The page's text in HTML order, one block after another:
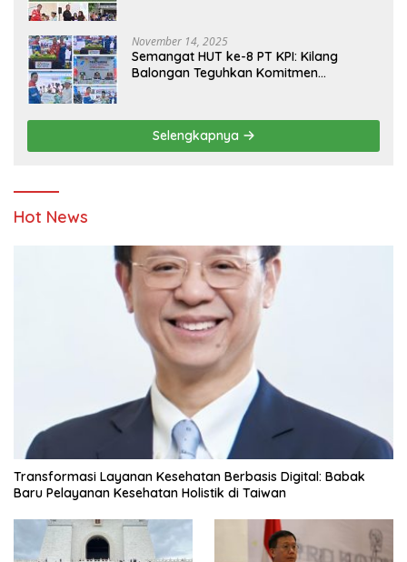
November 14, 2025
Semangat HUT ke-8 PT KPI: Kilang
Balongan Teguhkan Komitmen
Pendidikan
Selengkapnya
Hot News
Transformasi Layanan Kesehatan Berbasis Digital: Babak
Baru Pelayanan Kesehatan Holistik di Taiwan